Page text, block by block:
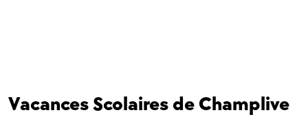
Vacances Scolaires de Champlive